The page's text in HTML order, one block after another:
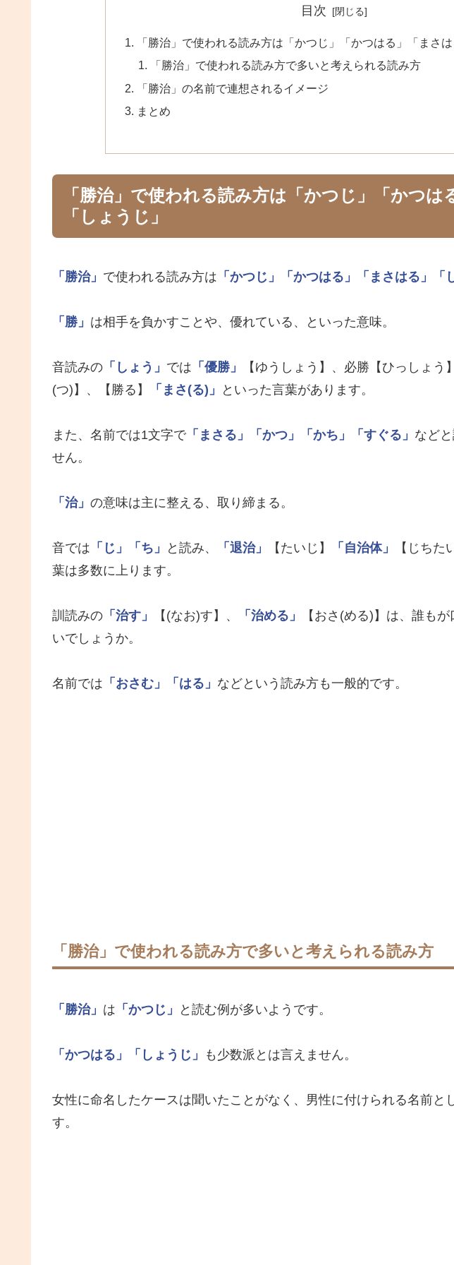
目次
「勝治」で使われる読み方は「かつじ」「かつはる」「まさは
「勝治」で使われる読み方で多いと考えられる読み方
「勝治」の名前で連想されるイメージ
まとめ
「勝治」で使われる読み方は「かつじ」「かつは
「しょうじ」
「勝治」 で使われる読み方は 「かつじ」 「かつはる」 「まさはる」 「
「勝」 は相手を負かすことや、優れている、といった意味。
音読みの 「しょう」 では 「優勝」 【ゆうしょう】、必勝【ひっしょう
(つ)】、【勝る】
「まさ(る)」 といった言葉があります。
また、名前では1文字で「まさる」 「かつ」 「かち」 「すぐる」 など
せん。
「治」 の意味は主に整える、取り締まる。
音では 「じ」 「ち」 と読み、 「退治」 【たいじ】 「自治体」
【じち
葉は多数に上ります。
訓読みの 「治す」 【(なお)す】、 「治める」
【おさ(める)】は、誰も
いでしょうか。
名前では 「おさむ」 「はる」 などという読み方も一般的です。
「勝治」で使われる読み方で多いと考えられる読み方
「勝治」 は 「かつじ」 と読む例が多いようです。
「かつはる」 「しょうじ」 も少数派とは言えません。
女性に命名したケースは聞いたことがなく、男性に付けられる名前と
す。